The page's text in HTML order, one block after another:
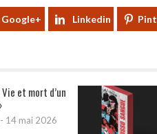
Google+ Linkedin
et mort d’un
- 14 mai 2026